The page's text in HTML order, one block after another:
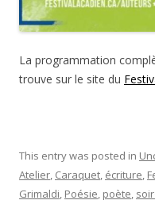
La programmation
trouve sur le site du
This entry was posted in
Atelier, Caraquet, écriture,
Grimaldi, Poésie, poète,